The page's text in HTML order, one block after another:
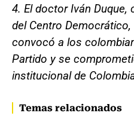
4. El doctor Iván Duque,
del Centro
convocó a los
Partido y se
institucional de
Temas relacionados